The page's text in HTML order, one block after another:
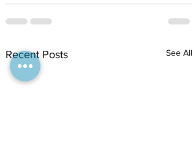
Recent Posts See All